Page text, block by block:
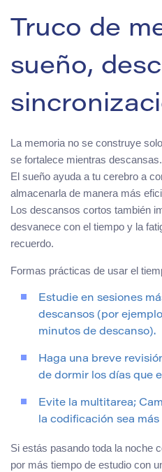
Truco de
sueño,
La memoria no se construye
se fortalece mientras descansas.
El sueño ayuda a tu cerebro a
almacenarla de manera más
Los descansos cortos también
desvanece con el tiempo y la
recuerdo.
Formas prácticas de usar el
Estudie en sesiones
descansos (por
minutos de descanso).
Haga una breve
de dormir los días que
Evite la multitarea;
la codificación sea más
Si estás pasando toda la noche
por más tiempo de estudio con